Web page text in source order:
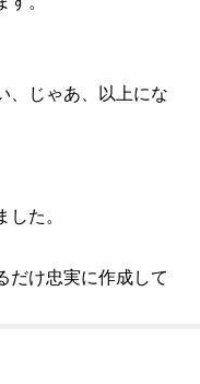
、じゃあ、以上にな
た。
だけ忠実に作成して